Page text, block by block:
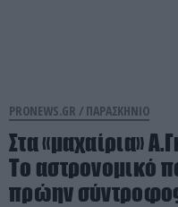
PRONEWS.GR / ΠΑΡΑΣΚΗΝΙΟ
Στα «μαχαίρια»
Το αστρονομικό
πρώην